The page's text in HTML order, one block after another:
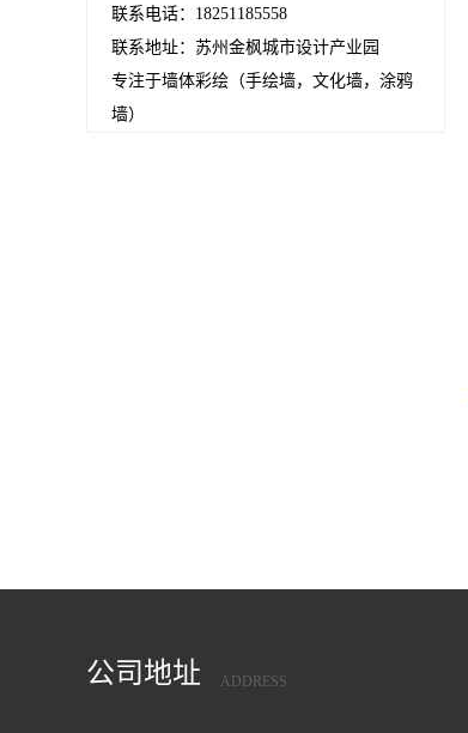
联系电话：18251185558
联系地址：苏州金枫城市设计产业园
专注于墙体彩绘（手绘墙，文化墙，涂鸦
墙）
公司地址 ADDRESS